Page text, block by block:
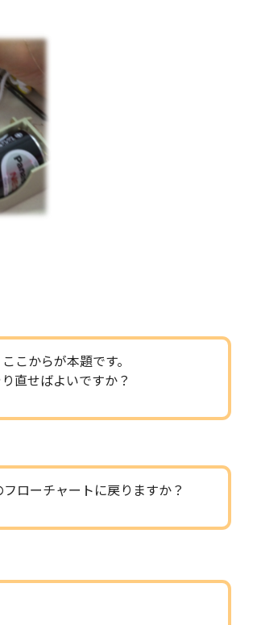
こからが本題です。
直せばよいですか？
ローチャートに戻りますか？